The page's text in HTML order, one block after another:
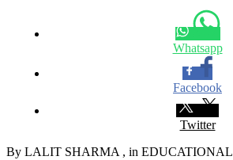
Whatsapp
Facebook
Twitter
By LALIT SHARMA , in EDUCATIONAL